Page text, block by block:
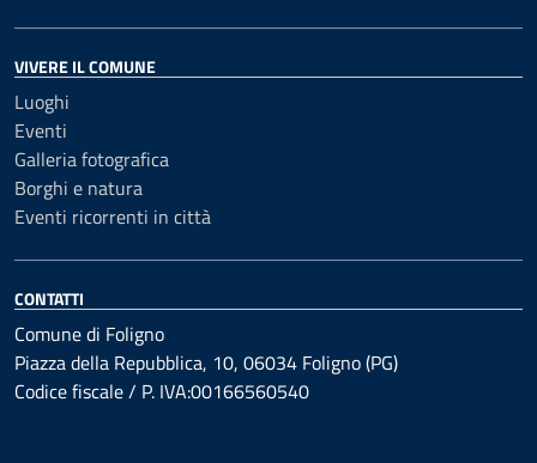
VIVERE IL COMUNE
Luoghi
Eventi
Galleria fotografica
Borghi e natura
Eventi ricorrenti in città
CONTATTI
Comune di Foligno
Piazza della Repubblica, 10, 06034 Foligno (PG)
Codice fiscale / P. IVA:00166560540